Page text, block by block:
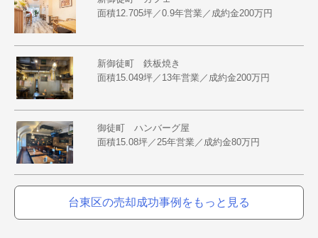
面積12.705坪／0.9年営業／成約金200万円
新御徒町 鉄板焼き
面積15.049坪／13年営業／成約金200万円
御徒町 ハンバーグ屋
面積15.08坪／25年営業／成約金80万円
台東区の売却成功事例をもっと見る